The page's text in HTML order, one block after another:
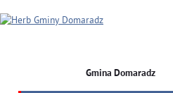
Gmina Domaradz